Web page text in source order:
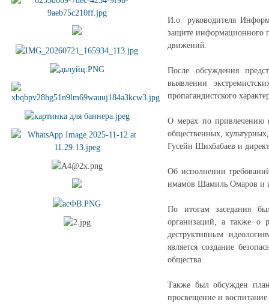
И.о. руководителя
защите информационного
движений.
После обсуждения
выявлении
пропагандистского
О мерах по привлечению
общественных,
Гусейн Шихбабаев и
Об исполнении
имамов Шамиль Омаров и
По итогам заседания
организаций, а также о
деструктивным
является создание
общества.
Также был обсужден
просвещение и